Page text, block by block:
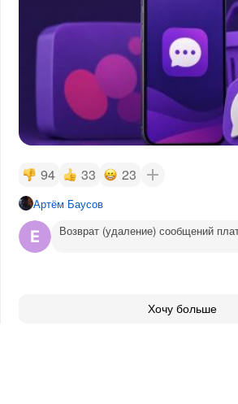
94 33 23
Артём Баусов
Возврат (удаление) сообщений
Хочу больше